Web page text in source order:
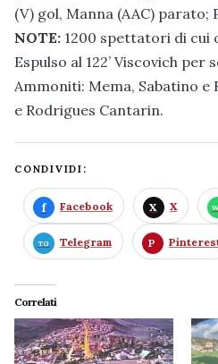
(V) gol, Manna (AAC) parato;
NOTE: 1200 spettatori di cui
Espulso al 122’ Viscovich
Ammoniti: Mema, Sabatino e
e Rodrigues Cantarin.
CONDIVIDI:
Facebook X
Telegram
Correlati